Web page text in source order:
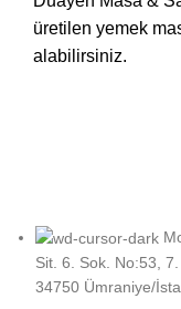
üretilen yemek
alabilirsiniz.
Sit. 6. Sok. No:53,
34750 Ümraniye/